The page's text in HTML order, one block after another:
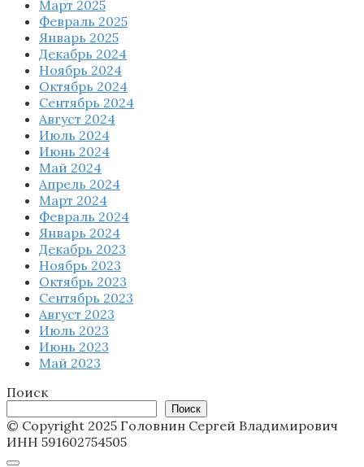
Март 2025
Февраль 2025
Январь 2025
Декабрь 2024
Ноябрь 2024
Октябрь 2024
Сентябрь 2024
Август 2024
Июль 2024
Июнь 2024
Май 2024
Апрель 2024
Март 2024
Февраль 2024
Январь 2024
Декабрь 2023
Ноябрь 2023
Октябрь 2023
Сентябрь 2023
Август 2023
Июль 2023
Июнь 2023
Май 2023
Поиск
Поиск
© Copyright 2025 Головнин Сергей Владимирович
ИНН 591602754505